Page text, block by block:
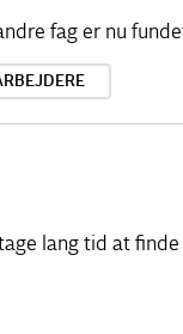
fag er nu
lang tid at finde